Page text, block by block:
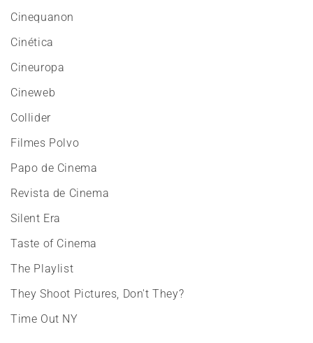
Cinequanon
Cinética
Cineuropa
Cineweb
Collider
Filmes Polvo
Papo de Cinema
Revista de Cinema
Silent Era
Taste of Cinema
The Playlist
They Shoot Pictures, Don't They?
Time Out NY